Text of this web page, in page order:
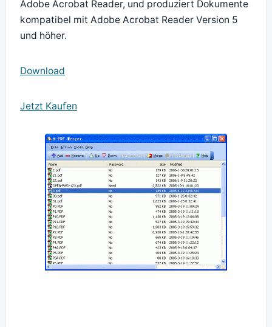
Adobe Acrobat Reader, und produziert Dokumente
kompatibel mit Adobe Acrobat Reader Version 5
und höher.
Download
Jetzt Kaufen